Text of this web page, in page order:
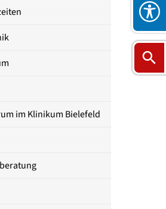
im Klinikum Bielefeld